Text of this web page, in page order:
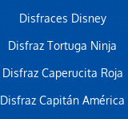
Disfraces Disney
Disfraz Tortuga Ninja
Disfraz Caperucita Roja
Disfraz Capitán América